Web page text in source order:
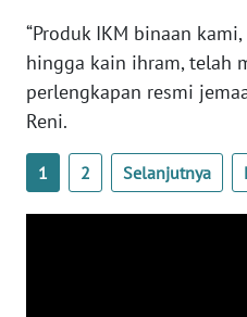
“Produk IKM binaan
hingga kain ihram, telah
perlengkapan resmi
Reni.
1 2 Selanjutnya
WN
NTB
WN
SULTENG